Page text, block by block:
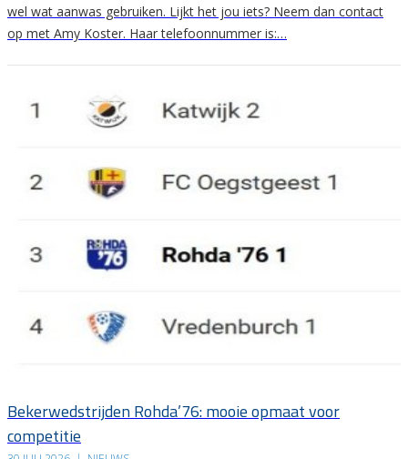
wel wat aanwas gebruiken. Lijkt het jou iets? Neem dan contact
op met Amy Koster. Haar telefoonnummer is:…
Bekerwedstrijden Rohda’76: mooie opmaat voor
competitie